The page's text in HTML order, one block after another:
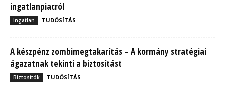
ingatlanpiacról
Ingatlan TUDÓSÍTÁS
A készpénz zombimegtakarítás – A kormány stratégiai
ágazatnak tekinti a biztosítást
Biztosítók TUDÓSÍTÁS